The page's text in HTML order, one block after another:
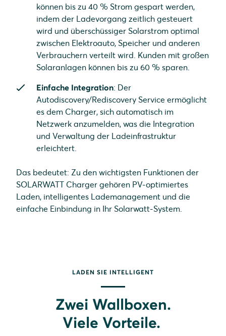
können bis zu 40 % Strom gespart werden,
indem der Ladevorgang zeitlich gesteuert
wird und überschüssiger Solarstrom optimal
zwischen Elektroauto, Speicher und anderen
Verbrauchern verteilt wird. Kunden mit großen
Solaranlagen können bis zu 60 % sparen.
Einfache Integration: Der
Autodiscovery/Rediscovery Service ermöglicht
es dem Charger, sich automatisch im
Netzwerk anzumelden, was die Integration
und Verwaltung der Ladeinfrastruktur
erleichtert.
Das bedeutet: Zu den wichtigsten Funktionen der
SOLARWATT Charger gehören PV-optimiertes
Laden, intelligentes Lademanagement und die
einfache Einbindung in Ihr Solarwatt-System.
LADEN SIE INTELLIGENT
Zwei Wallboxen.
Viele Vorteile.